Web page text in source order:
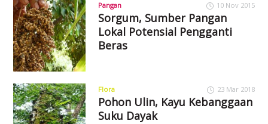
Pangan 10 Nov 2015
Sorgum, Sumber Pangan
Lokal Potensial Pengganti
Beras
Flora 23 Mar 2018
Pohon Ulin, Kayu Kebanggaan
Suku Dayak